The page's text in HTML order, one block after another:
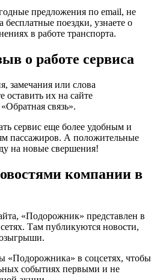
предложения по email, не
поездки, узнаете о
в работе транспорта.
о работе сервиса
замечания или слова
оставить их на сайте
связь».
сервис еще более удобным и
пассажиров. А положительные
на новые свершения!
компании в
«Подорожник» представлен в
Там публикуются новости,
«Подорожника» в соцсетях, чтобы
событиях первыми и не